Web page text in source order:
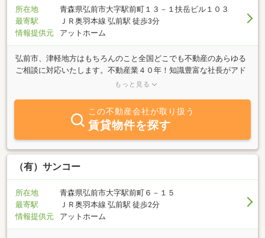
所在地
青森県弘前市大字駅前町１３－１扶岳ビル１０３
最寄駅
ＪＲ奥羽本線 弘前駅 徒歩3分
情報提供元
アットホーム
弘前市、津軽地方はもちろんのこと全国どこでも不動産のあらゆる
ご相談に対応いたします。不動産業４０年！知識豊富な社長がアド
バイスいたします。早朝・夜間は０９０－７７９１－９０９１まで
もっと見る
この不動産会社が取り扱う
賃貸物件を探す
（有）サンコー
所在地
青森県弘前市大字駅前町６－１５
最寄駅
ＪＲ奥羽本線 弘前駅 徒歩2分
情報提供元
アットホーム